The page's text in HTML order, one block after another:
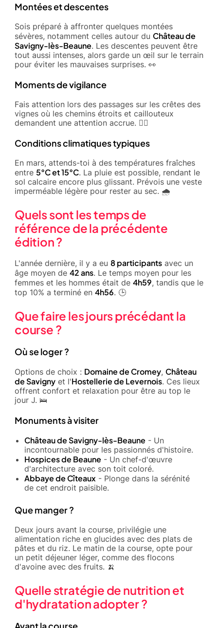
Montées et descentes
Sois préparé à affronter quelques montées
sévères, notamment celles autour du Château de
Savigny-lès-Beaune. Les descentes peuvent être
tout aussi intenses, alors garde un œil sur le terrain
pour éviter les mauvaises surprises. 👀
Moments de vigilance
Fais attention lors des passages sur les crêtes des
vignes où les chemins étroits et caillouteux
demandent une attention accrue. 🏃‍♂️
Conditions climatiques typiques
En mars, attends-toi à des températures fraîches
entre 5°C et 15°C. La pluie est possible, rendant le
sol calcaire encore plus glissant. Prévois une veste
imperméable légère pour rester au sec. 🌧️
Quels sont les temps de
référence de la précédente
édition ?
L'année dernière, il y a eu 8 participants avec un
âge moyen de 42 ans. Le temps moyen pour les
femmes et les hommes était de 4h59, tandis que le
top 10% a terminé en 4h56. 🕒
Que faire les jours précédant la
course ?
Où se loger ?
Options de choix : Domaine de Cromey, Château
de Savigny et l'Hostellerie de Levernois. Ces lieux
offrent confort et relaxation pour être au top le
jour J. 🛌
Monuments à visiter
Château de Savigny-lès-Beaune - Un
incontournable pour les passionnés d'histoire.
Hospices de Beaune - Un chef-d'œuvre
d'architecture avec son toit coloré.
Abbaye de Cîteaux - Plonge dans la sérénité
de cet endroit paisible.
Que manger ?
Deux jours avant la course, privilégie une
alimentation riche en glucides avec des plats de
pâtes et du riz. Le matin de la course, opte pour
un petit déjeuner léger, comme des flocons
d'avoine avec des fruits. 🍌
Quelle stratégie de nutrition et
d'hydratation adopter ?